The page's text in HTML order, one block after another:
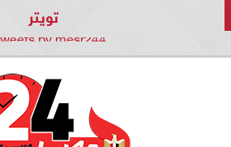
تويتر
by mesr244